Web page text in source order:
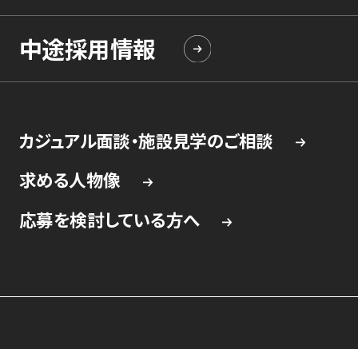
中途採用情報
カジュアル面談・施設見学のご相談
求める人物像
応募を検討している方へ